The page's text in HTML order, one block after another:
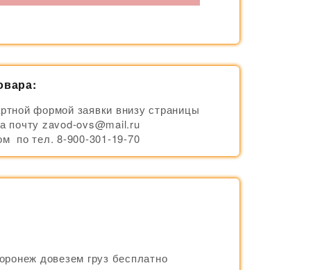
формой заявки внизу страницы
почту zavod-ovs@mail.ru
по тел. 8-900-301-19-70
довезем груз бесплатно